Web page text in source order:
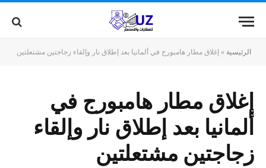
الرئيسية » إغلاق مطار هامبورج في ألمانيا بعد إطلاق نار وإلقاء زجاجتين مشتعلتين
إغلاق مطار هامبورج في
ألمانيا بعد إطلاق نار وإلقاء
زجاجتين مشتعلتين